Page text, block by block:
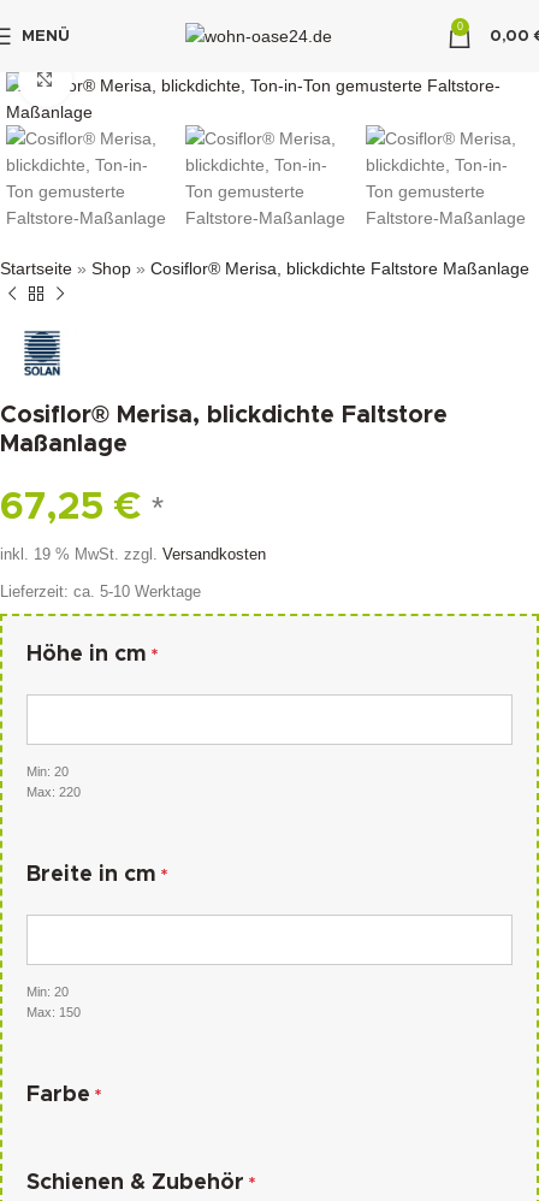
MENÜ
0
0,00
klicken um zu vergrößern
Startseite » Shop » Cosiflor® Merisa, blickdichte Faltstore Maßanlage
Cosiflor® Merisa, blickdichte Faltstore
Maßanlage
67,25 € *
inkl. 19 % MwSt. zzgl. Versandkosten
Lieferzeit: ca. 5-10 Werktage
Höhe in cm *
Min: 20
Max: 220
Breite in cm *
Min: 20
Max: 150
Farbe *
Schienen & Zubehör *